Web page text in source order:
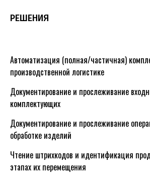
РЕШЕНИЯ
Автоматизация (полная/частичная)
производственной логистике
Документирование и прослеживание
комплектующих
Документирование и прослеживание
обработке изделий
Чтение штрихкодов и идентификация
этапах их перемещения